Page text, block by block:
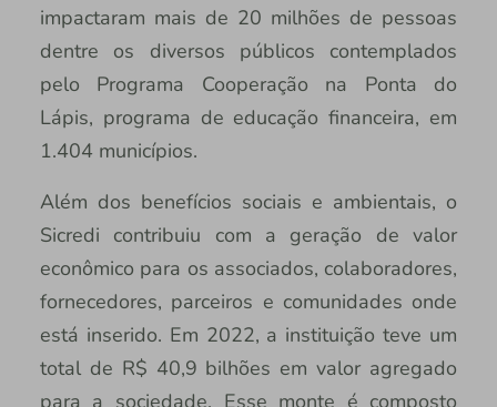
impactaram mais de 20 milhões de pessoas
dentre os diversos públicos contemplados
pelo Programa Cooperação na Ponta do
Lápis, programa de educação financeira, em
1.404 municípios.
Além dos benefícios sociais e ambientais, o
Sicredi contribuiu com a geração de valor
econômico para os associados, colaboradores,
fornecedores, parceiros e comunidades onde
está inserido. Em 2022, a instituição teve um
total de R$ 40,9 bilhões em valor agregado
para a sociedade. Esse monte é composto